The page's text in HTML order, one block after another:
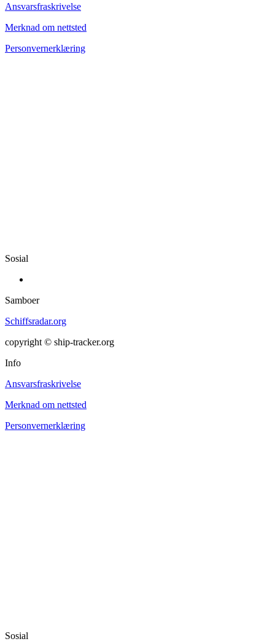
Ansvarsfraskrivelse
Merknad om nettsted
Personvernerklæring
Sosial
Samboer
Schiffsradar.org
copyright © ship-tracker.org
Info
Ansvarsfraskrivelse
Merknad om nettsted
Personvernerklæring
Sosial